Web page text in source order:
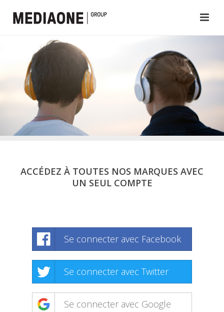
ACCÉDEZ À TOUTES NOS MARQUES AVEC
UN SEUL COMPTE
Se connecter avec Facebook
Se connecter avec Twitter
Se connecter avec Google